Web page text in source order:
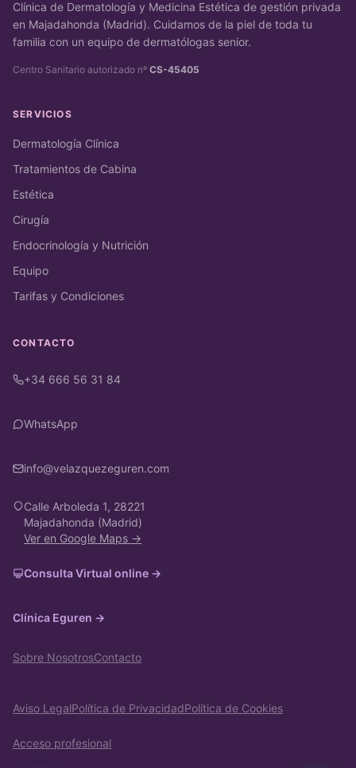
Clínica de Dermatología y Medicina Estética de gestión privada
en Majadahonda (Madrid). Cuidamos de la piel de toda tu
familia con un equipo de dermatólogas senior.
Centro Sanitario autorizado nº CS-45405
SERVICIOS
Dermatología Clínica
Tratamientos de Cabina
Estética
Cirugía
Endocrinología y Nutrición
Equipo
Tarifas y Condiciones
CONTACTO
+34 666 56 31 84
WhatsApp
info@velazquezeguren.com
Calle Arboleda 1, 28221
Majadahonda (Madrid)
Ver en Google Maps →
Consulta Virtual online →
Clínica Eguren →
Sobre NosotrosContacto
Aviso LegalPolítica de PrivacidadPolítica de Cookies
Acceso profesional